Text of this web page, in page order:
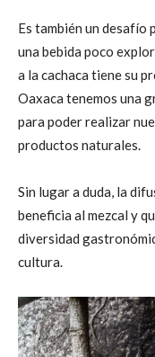
Es también un desafío
una bebida poco
a la cachaca tiene su
Oaxaca tenemos una
para poder realizar
productos naturales.
Sin lugar a duda, la
beneficia al mezcal y
diversidad
cultura.